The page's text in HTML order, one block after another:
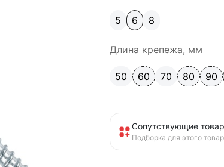
5 6 8
Длина крепежа, мм
50 60 70 80 90
Сопутствующие
Подборка для этого